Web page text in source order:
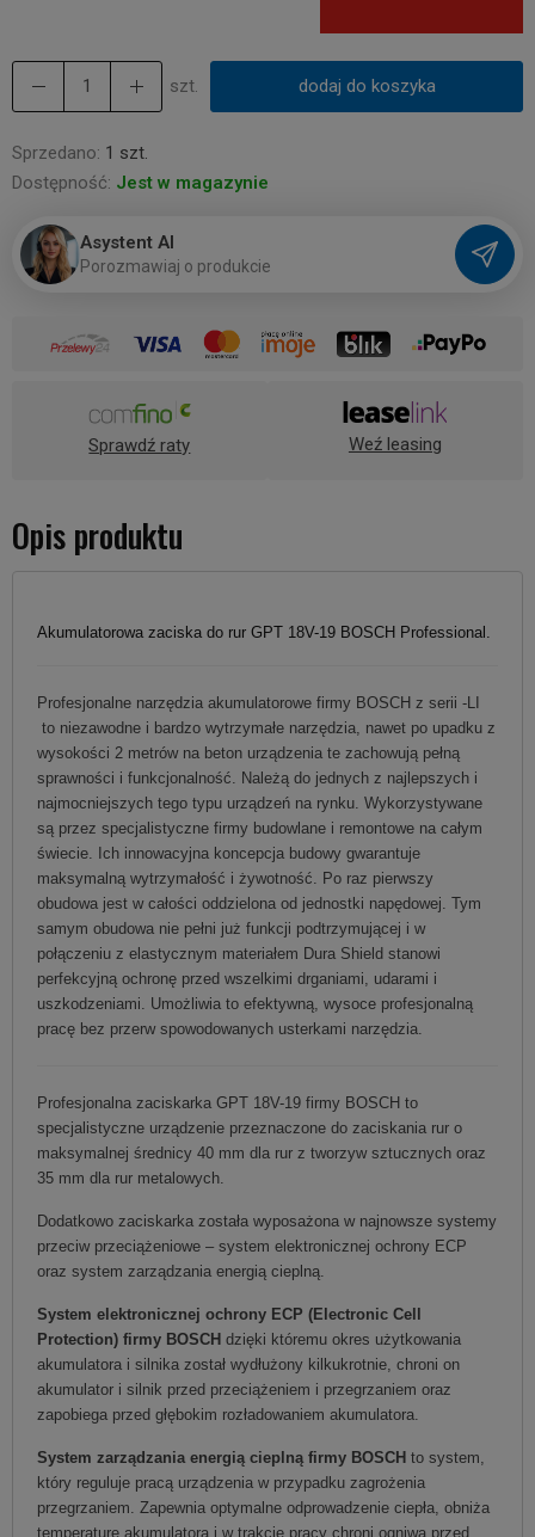
szt. dodaj do koszyka
Sprzedano: 1 szt.
Dostępność: Jest w magazynie
Asystent AI
Porozmawiaj o produkcie
Sprawdź raty Weź leasing
Opis produktu
Akumulatorowa zaciska do rur GPT 18V-19 BOSCH Professional.
Profesjonalne narzędzia akumulatorowe firmy BOSCH z serii -LI
to niezawodne i bardzo wytrzymałe narzędzia, nawet po upadku z
wysokości 2 metrów na beton urządzenia te zachowują pełną
sprawności i funkcjonalność. Należą do jednych z najlepszych i
najmocniejszych tego typu urządzeń na rynku. Wykorzystywane
są przez specjalistyczne firmy budowlane i remontowe na całym
świecie. Ich innowacyjna koncepcja budowy gwarantuje
maksymalną wytrzymałość i żywotność. Po raz pierwszy
obudowa jest w całości oddzielona od jednostki napędowej. Tym
samym obudowa nie pełni już funkcji podtrzymującej i w
połączeniu z elastycznym materiałem Dura Shield stanowi
perfekcyjną ochronę przed wszelkimi drganiami, udarami i
uszkodzeniami. Umożliwia to efektywną, wysoce profesjonalną
pracę bez przerw spowodowanych usterkami narzędzia.
Profesjonalna zaciskarka GPT 18V-19 firmy BOSCH to
specjalistyczne urządzenie przeznaczone do zaciskania rur o
maksymalnej średnicy 40 mm dla rur z tworzyw sztucznych oraz
35 mm dla rur metalowych.
Dodatkowo zaciskarka została wyposażona w najnowsze systemy
przeciw przeciążeniowe – system elektronicznej ochrony ECP
oraz system zarządzania energią cieplną.
System elektronicznej ochrony ECP (Electronic Cell
Protection) firmy BOSCH dzięki któremu okres użytkowania
akumulatora i silnika został wydłużony kilkukrotnie, chroni on
akumulator i silnik przed przeciążeniem i przegrzaniem oraz
zapobiega przed głębokim rozładowaniem akumulatora.
System zarządzania energią cieplną firmy BOSCH to system,
który reguluje pracą urządzenia w przypadku zagrożenia
przegrzaniem. Zapewnia optymalne odprowadzenie ciepła, obniża
temperaturę akumulatora i w trakcie pracy chroni ogniwa przed